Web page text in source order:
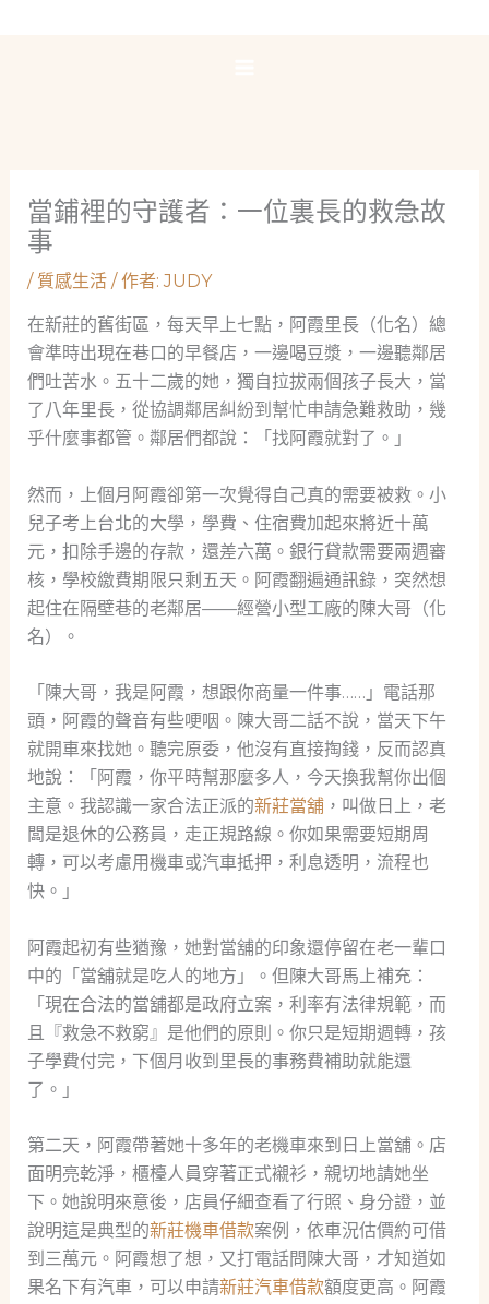
當鋪裡的守護者：一位裏長的救急故
事
/ 質感生活/ 作者:JUDY
在新莊的舊街區，每天早上七點，阿霞里長（化名）總
會準時出現在巷口的早餐店，一邊喝豆漿，一邊聽鄰居
們吐苦水。五十二歲的她，獨自拉拔兩個孩子長大，當
了八年里長，從協調鄰居糾紛到幫忙申請急難救助，幾
乎什麼事都管。鄰居們都說：「找阿霞就對了。」
然而，上個月阿霞卻第一次覺得自己真的需要被救。小
兒子考上台北的大學，學費、住宿費加起來將近十萬
元，扣除手邊的存款，還差六萬。銀行貸款需要兩週審
核，學校繳費期限只剩五天。阿霞翻遍通訊錄，突然想
起住在隔壁巷的老鄰居——經營小型工廠的陳大哥（化
名）。
「陳大哥，我是阿霞，想跟你商量一件事……」電話那
頭，阿霞的聲音有些哽咽。陳大哥二話不說，當天下午
就開車來找她。聽完原委，他沒有直接掏錢，反而認真
地說：「阿霞，你平時幫那麼多人，今天換我幫你出個
主意。我認識一家合法正派的新莊當舖，叫做日上，老
闆是退休的公務員，走正規路線。你如果需要短期周
轉，可以考慮用機車或汽車抵押，利息透明，流程也
快。」
阿霞起初有些猶豫，她對當舖的印象還停留在老一輩口
中的「當舖就是吃人的地方」。但陳大哥馬上補充：
「現在合法的當舖都是政府立案，利率有法律規範，而
且『救急不救窮』是他們的原則。你只是短期週轉，孩
子學費付完，下個月收到里長的事務費補助就能還
了。」
第二天，阿霞帶著她十多年的老機車來到日上當舖。店
面明亮乾淨，櫃檯人員穿著正式襯衫，親切地請她坐
下。她說明來意後，店員仔細查看了行照、身分證，並
說明這是典型的新莊機車借款案例，依車況估價約可借
到三萬元。阿霞想了想，又打電話問陳大哥，才知道如
果名下有汽車，可以申請新莊汽車借款額度更高。阿霞